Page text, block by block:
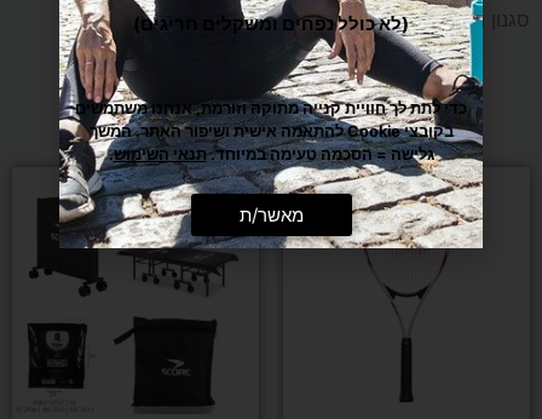
סגנון משחק: Control
מומלצים בשבילך
למוצר
זה
יש
מספר
סוגים.
ניתן
לבחור
(לא כולל נפחים ומשקלים חריגים)
כדי לתת לך חוויית קנייה מתוקה וזורמת, אנחנו משתמשים
בקובצי Cookie להתאמה אישית ושיפור האתר. המשך
גלישה = הסכמה טעימה במיוחד.תנאי השימוש.
מאשר/ת